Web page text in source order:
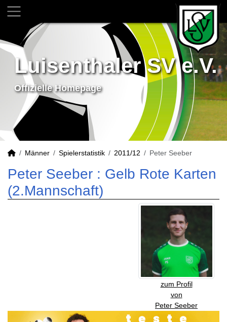
Luisenthaler SV e.V.
Offizielle Homepage
Männer Spielerstatistik 2011/12 Peter Seeber
Peter Seeber : Gelb Rote Karten
(2.Mannschaft)
zum Profil
von
Peter Seeber